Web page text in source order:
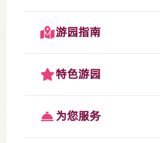
游园指南
特色游园
为您服务